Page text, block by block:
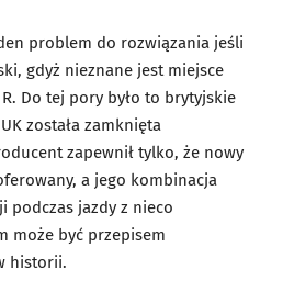
problem do rozwiązania jeśli
gdyż nieznane jest miejsce
Do tej pory było to brytyjskie
została zamknięta
zapewnił tylko, że nowy
a jego kombinacja
podczas jazdy z nieco
może być przepisem
historii.